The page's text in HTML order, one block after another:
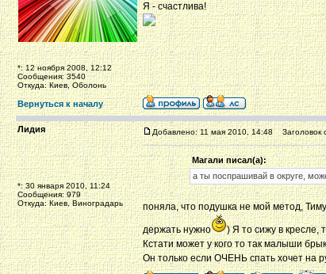
*: 12 ноября 2008, 12:12
Сообщения: 3540
Откуда: Киев, Оболонь
Я - счастлива!
Вернуться к началу
Лидия
*: 30 января 2010, 11:24
Сообщения: 979
Откуда: Киев, Виноградарь
Добавлено: 11 мая 2010, 14:48 Заголовок
Магали писал(а):
а ты поспрашивай в округе,
поняла, что подушка не мой метод,
держать нужно ) Я то сижу в кресле,
Кстати может у кого то так малыши
Он только если ОЧЕНЬ спать хочет на